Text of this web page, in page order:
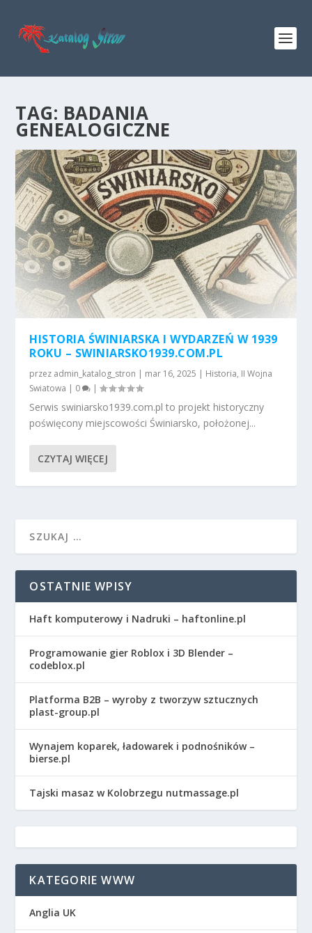
TAG: BADANIA
GENEALOGICZNE
HISTORIA ŚWINIARSKA I WYDARZEŃ W 1939
ROKU – SWINIARSKO1939.COM.PL
przez admin_katalog_stron | mar 16, 2025 | Historia, II Wojna
Swiatowa | 0 |
Serwis swiniarsko1939.com.pl to projekt historyczny
poświęcony miejscowości Świniarsko, położonej...
CZYTAJ WIĘCEJ
OSTATNIE WPISY
Haft komputerowy i Nadruki – haftonline.pl
Programowanie gier Roblox i 3D Blender –
codeblox.pl
Platforma B2B – wyroby z tworzyw sztucznych
plast-group.pl
Wynajem koparek, ładowarek i podnośników –
bierse.pl
Tajski masaz w Kolobrzegu nutmassage.pl
KATEGORIE WWW
Anglia UK